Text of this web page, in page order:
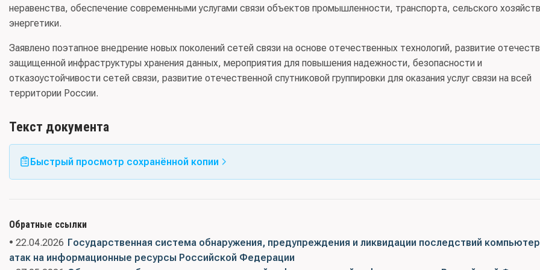
неравенства, обеспечение современными услугами связи объектов промышленности, транспорта, сельского
энергетики.
Заявлено поэтапное внедрение новых поколений сетей связи на основе отечественных технологий, развитие
защищенной инфраструктуры хранения данных, мероприятия для повышения надежности, безопасности и
отказоустойчивости сетей связи, развитие отечественной спутниковой группировки для оказания услуг связи на всей
территории России.
Текст документа
Быстрый просмотр сохранённой копии
Обратные ссылки
• 22.04.2026 Государственная система обнаружения, предупреждения и ликвидации последствий
атак на информационные ресурсы Российской Федерации